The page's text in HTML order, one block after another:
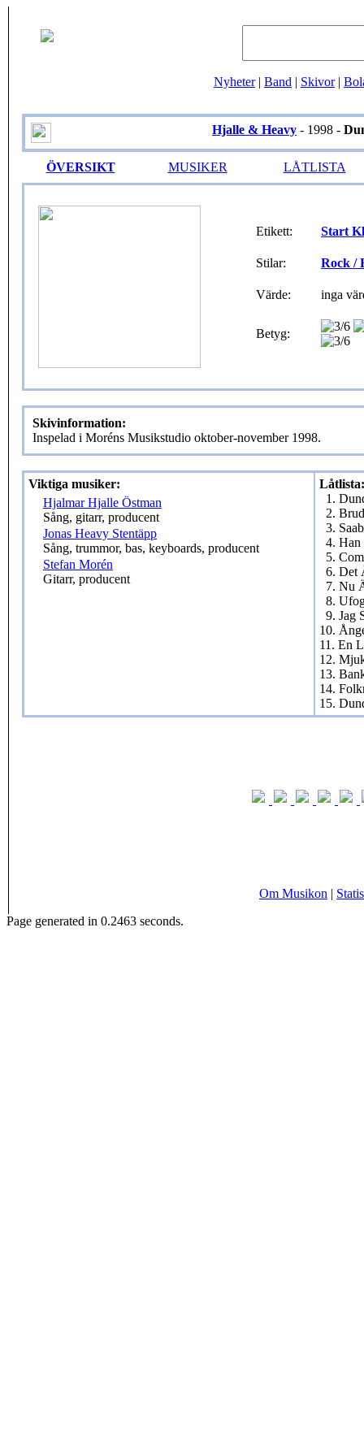
Nyheter| Band | Skivor|
Hjalle & Heavy - 1998 -
ÖVERSIKT MUSIKER LÅTLISTA
Etikett: Start
Stilar: Rock /
Värde: inga
Betyg:
Skivinformation:
Inspelad i Moréns Musikstudio oktober-november 1998.
Viktiga musiker:
Hjalmar Hjalle Östman
Sång, gitarr, producent
Jonas Heavy Stentäpp
Sång, trummor, bas, keyboards, producent
Stefan Morén
Gitarr, producent
Låtlista:
1.
2.
3.
4. Han
5.
6. Det
7. Nu
8.
9. Jag
10.
11. En
12.
13.
14.
15.
Om Musikon |
Page generated in 0.2463 seconds.